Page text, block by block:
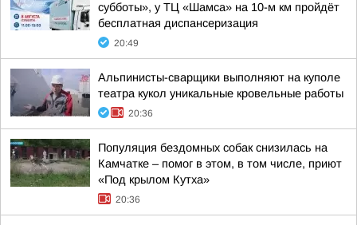
субботы», у ТЦ «Шамса» на 10-м км пройдёт
бесплатная диспансеризация
20:49
Альпинисты-сварщики выполняют на куполе
театра кукол уникальные кровельные работы
20:36
Популяция бездомных собак снизилась на
Камчатке – помог в этом, в том числе, приют
«Под крылом Кутха»
20:36